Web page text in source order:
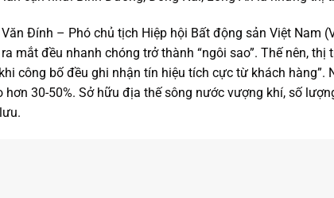
Đính – Phó chủ tịch Hiệp hội Bất động sản Việt Nam
mắt đều nhanh chóng trở thành “ngôi sao”. Thế nên,
công bố đều ghi nhận tín hiệu tích cực từ khách hàng”.
30-50%. Sở hữu địa thế sông nước vượng khí, số